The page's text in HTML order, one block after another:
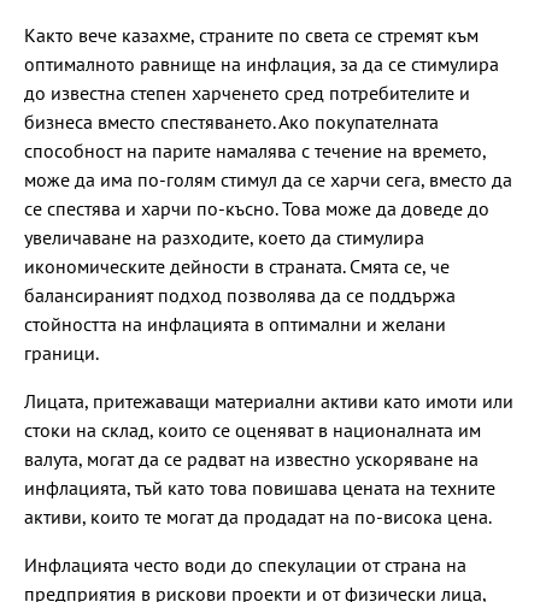
Както вече казахме, страните по света се стремят към
оптималното равнище на инфлация, за да се стимулира
до известна степен харченето сред потребителите и
бизнеса вместо спестяването. Ако покупателната
способност на парите намалява с течение на времето,
може да има по-голям стимул да се харчи сега, вместо да
се спестява и харчи по-късно. Това може да доведе до
увеличаване на разходите, което да стимулира
икономическите дейности в страната. Смята се, че
балансираният подход позволява да се поддържа
стойността на инфлацията в оптимални и желани
граници.
Лицата, притежаващи материални активи като имоти или
стоки на склад, които се оценяват в националната им
валута, могат да се радват на известно ускоряване на
инфлацията, тъй като това повишава цената на техните
активи, които те могат да продадат на по-висока цена.
Инфлацията често води до спекулации от страна на
предприятия в рискови проекти и от физически лица,